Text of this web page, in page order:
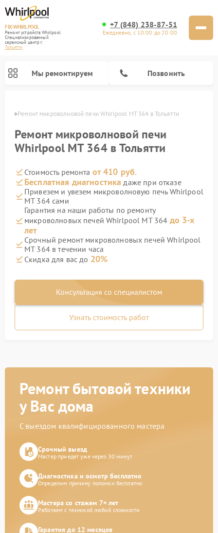
FIX-WHIRLPOOL
Ремонт устройств Whirlpool
Специализированный
cервисный центр г.
Тольятти
+7 (848) 238-87-51
Ежедневно, с 10:00 до 20:00
Мы ремонтируем Позвонить
Ремонт микроволновой печи Whirlpool MT 364 в Тольятти
Ремонт микроволновой печи
Whirlpool MT 364 в Тольятти
Стоимость ремонта от 410 руб.
Бесплатная диагностика даже при отказе
Привезем и увезем микроволновую печь Whirlpool
MT 364 сами
Гарантия на наши работы по ремонту
микроволновых печей Whirlpool MT 364 до 3-х
лет
Срочный ремонт микроволновых печей Whirlpool
MT 364 в течении часа
Скидка для вас до 20%
Консультация со специалистом
Узнать стоимость работ
Ремонт бытовой техники
у Вас дома
С выездом квалифицированного мастера
Срочный выезд
Мастер приедет уже через 30 минут
Диагностика и осмотр бесплатно
Определим причину поломки бесплатно
Мастера со стажем 7+ лет
Работаем с техникой любой сложности
Гарантия до 12 месяцев